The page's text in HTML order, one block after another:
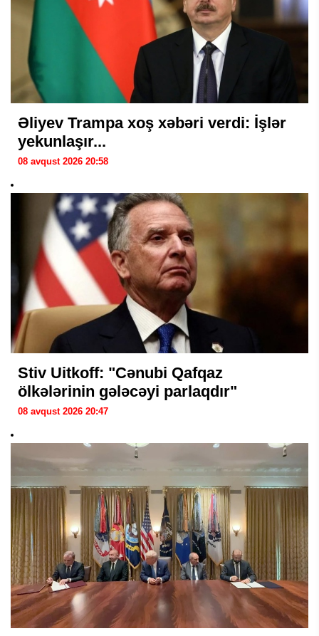
Əliyev Trampa xoş xəbəri verdi: İşlər
yekunlaşır...
08 avqust 2026 20:58
Stiv Uitkoff: "Cənubi Qafqaz
ölkələrinin gələcəyi parlaqdır"
08 avqust 2026 20:47